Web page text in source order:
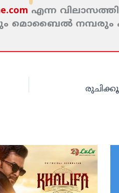
എന്ന
മൊബൈല്‍ നമ്പരും